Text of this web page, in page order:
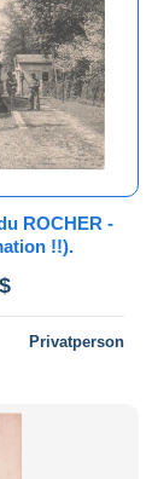
ROCHER -
!!).
Privatperson